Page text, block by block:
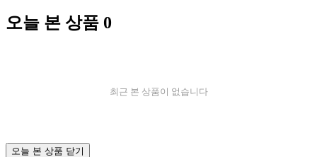
오늘 본 상품 0
최근 본 상품이 없습니다
오늘 본 상품 닫기